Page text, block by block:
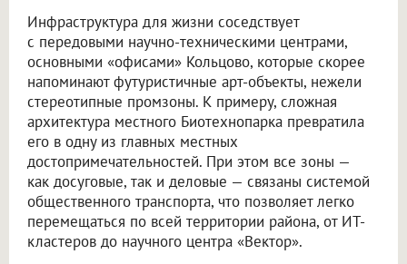
Инфраструктура для жизни соседствует
с передовыми научно-техническими центрами,
основными «офисами» Кольцово, которые скорее
напоминают футуристичные арт-объекты, нежели
стереотипные промзоны. К примеру, сложная
архитектура местного Биотехнопарка превратила
его в одну из главных местных
достопримечательностей. При этом все зоны —
как досуговые, так и деловые — связаны системой
общественного транспорта, что позволяет легко
перемещаться по всей территории района, от ИТ-
кластеров до научного центра «Вектор».